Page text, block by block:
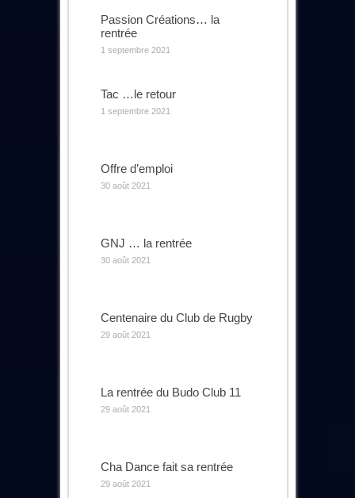
Passion Créations… la
rentrée
1 septembre 2021
Tac …le retour
1 septembre 2021
Offre d’emploi
30 août 2021
GNJ … la rentrée
30 août 2021
Centenaire du Club de Rugby
29 août 2021
La rentrée du Budo Club 11
29 août 2021
Cha Dance fait sa rentrée
29 août 2021